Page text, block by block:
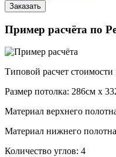
Пример расчёта по
Типовой расчет
Размер потолка: 286см x
Материал верхнего
Материал нижнего
Количество углов: 4